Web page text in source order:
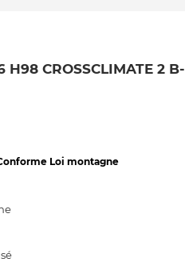
H98 CROSSCLIMATE 2 B-
Loi montagne